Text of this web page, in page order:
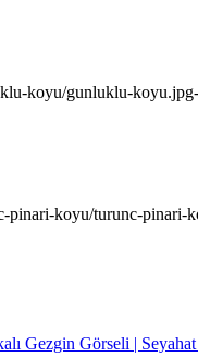
koyu/gunluklu-
koyu/turunc-pinari-